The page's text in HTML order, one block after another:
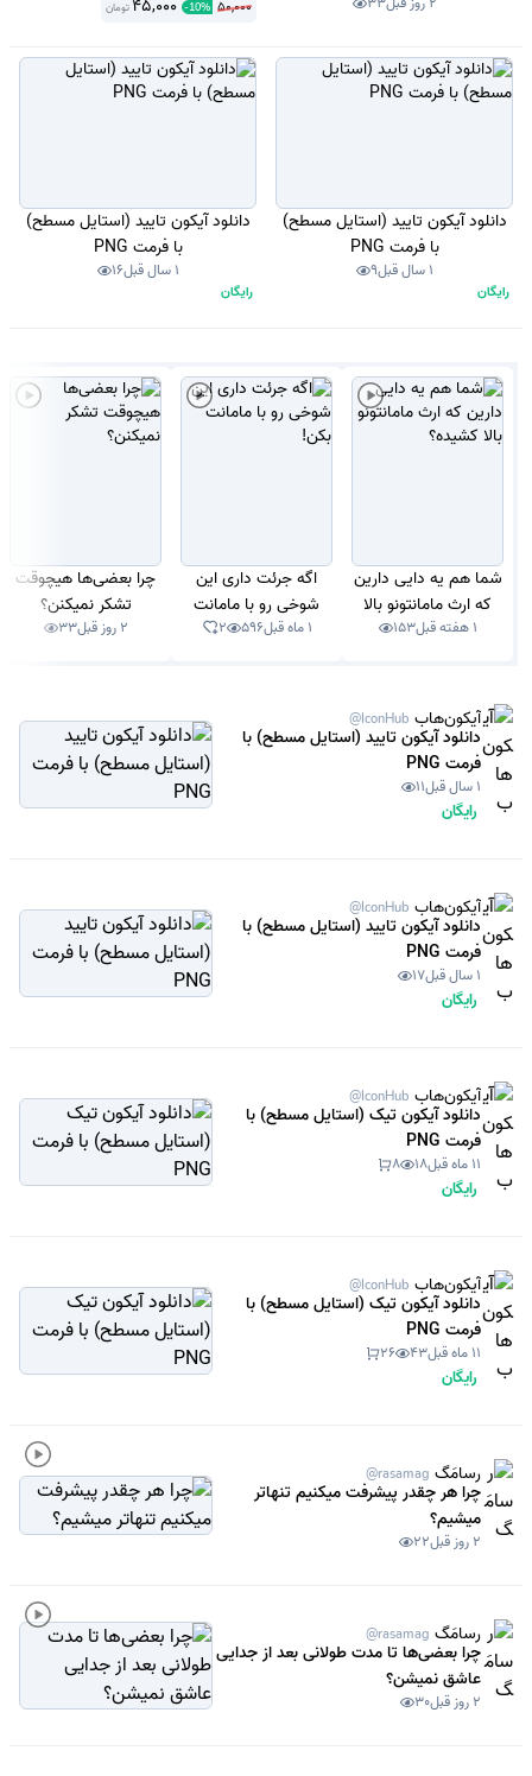
to Be 50,000
-10%
45,000 تومان
دانلود آیکون تایید (استایل مسطح)
با فرمت PNG
1 سال قبل 9
رایگان
دانلود آیکون تایید (استایل مسطح)
با فرمت PNG
1 سال قبل 16
رایگان
شما هم یه دایی دارین
که ارث مامانتونو بالا
کشیده؟
1 هفته قبل 153
اگه جرئت داری این
شوخی رو با مامانت
بکن!
1 ماه قبل 596
2
چرا بعضی‌ها هیچوقت
تشکر نمیکنن؟
2 روز قبل 33
آیکون‌هاب @IconHub
دانلود آیکون تایید (استایل مسطح) با
فرمت PNG
1 سال قبل 11
رایگان
آیکون‌هاب @IconHub
دانلود آیکون تایید (استایل مسطح) با
فرمت PNG
1 سال قبل 17
رایگان
آیکون‌هاب @IconHub
دانلود آیکون تیک (استایل مسطح) با
فرمت PNG
11 ماه قبل 18
8
رایگان
آیکون‌هاب @IconHub
دانلود آیکون تیک (استایل مسطح) با
فرمت PNG
11 ماه قبل 43
26
رایگان
رسامَگ @rasamag
چرا هر چقدر پیشرفت میکنیم تنهاتر
میشیم؟
2 روز قبل 22
رسامَگ @rasamag
چرا بعضی‌ها تا مدت طولانی بعد از جدایی
عاشق نمیشن؟
2 روز قبل 30